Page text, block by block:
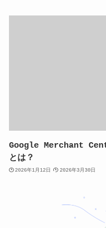
Google Merchant
とは？
2026年1月12日 2026年3月30日